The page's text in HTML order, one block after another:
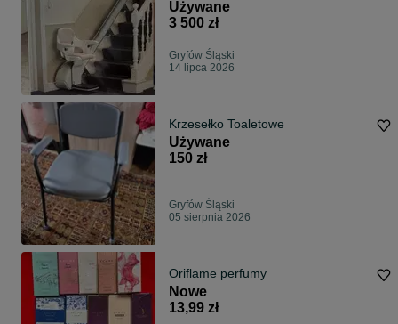
Używane
3 500 zł
Gryfów Śląski
14 lipca 2026
Krzesełko Toaletowe
Używane
150 zł
Gryfów Śląski
05 sierpnia 2026
Oriflame perfumy
Nowe
13,99 zł